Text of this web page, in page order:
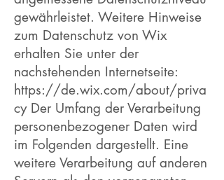
gewährleistet. Weitere Hinweise
zum Datenschutz von Wix
erhalten Sie unter der
nachstehenden Internetseite:
https://de.wix.com/about/priva
cyDer Umfang der Verarbeitung
personenbezogener Daten wird
im Folgenden dargestellt. Eine
weitere Verarbeitung auf anderen